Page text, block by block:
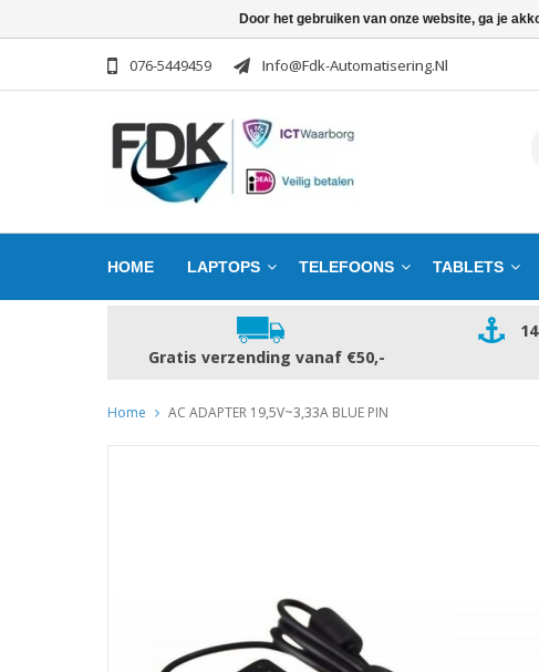
076-5449459 Info@fdk-Automatisering.nl
HOME LAPTOPS TELEFOONS TABLETS
Gratis verzending vanaf €50,-
Home AC ADAPTER 19,5V~3,33A BLUE PIN
Door het gebruiken van onze website, ga je